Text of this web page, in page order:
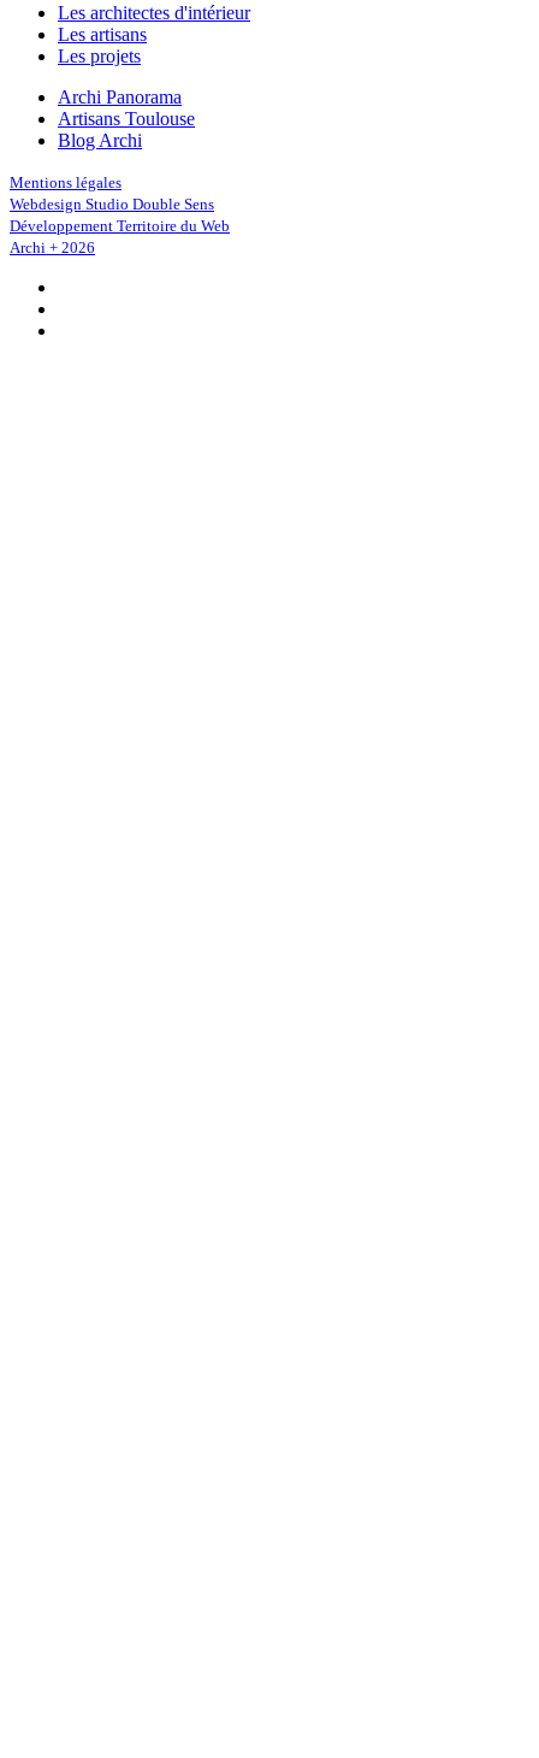
Les architectes d'intérieur
Les artisans
Les projets
Archi Panorama
Artisans Toulouse
Blog Archi
Mentions légales
Webdesign Studio Double Sens
Développement Territoire du Web
Archi + 2026